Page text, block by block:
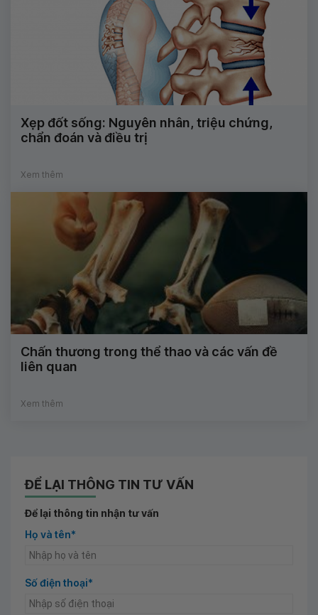
Xẹp đốt sống: Nguyên nhân, triệu chứng,
chẩn đoán và điều trị
Xem thêm
Chấn thương trong thể thao và các vấn đề
liên quan
Xem thêm
ĐỂ LẠI THÔNG TIN TƯ VẤN
Để lại thông tin nhận tư vấn
Họ và tên*
Số điện thoại*